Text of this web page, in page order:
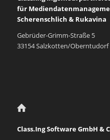
für
Scherenschlich & Rukavina
Gebrüder-Grimm-Straße 5
33154 Salzkotten/Oberntudorf
Class.Ing Software GmbH &